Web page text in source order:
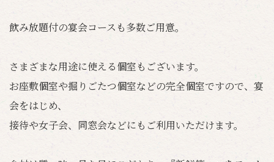
飲み放題付の宴会コースも多数ご用意。
さまざまな用途に使える個室もございます。
お座敷個室や掘りごたつ個室などの完全個室ですので、宴
会をはじめ、
接待や女子会、同窓会などにもご利用いただけます。